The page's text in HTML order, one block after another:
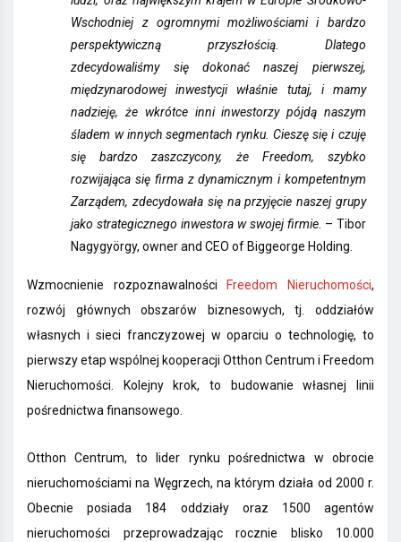
Wschodniej z ogromnymi możliwościami i bardzo
perspektywiczną przyszłością. Dlatego
zdecydowaliśmy się dokonać naszej pierwszej,
międzynarodowej inwestycji właśnie tutaj, i mamy
nadzieję, że wkrótce inni inwestorzy pójdą naszym
śladem w innych segmentach rynku. Cieszę się i czuję
się bardzo zaszczycony, że Freedom, szybko
rozwijająca się firma z dynamicznym i kompetentnym
Zarządem, zdecydowała się na przyjęcie naszej grupy
jako strategicznego inwestora w swojej firmie. – Tibor
Nagygyörgy, owner and CEO of Biggeorge Holding.
Wzmocnienie rozpoznawalności Freedom Nieruchomości,
rozwój głównych obszarów biznesowych, tj. oddziałów
własnych i sieci franczyzowej w oparciu o technologię, to
pierwszy etap wspólnej kooperacji Otthon Centrum i Freedom
Nieruchomości. Kolejny krok, to budowanie własnej linii
pośrednictwa finansowego.
Otthon Centrum, to lider rynku pośrednictwa w obrocie
nieruchomościami na Węgrzech, na którym działa od 2000 r.
Obecnie posiada 184 oddziały oraz 1500 agentów
nieruchomości przeprowadzając rocznie blisko 10.000